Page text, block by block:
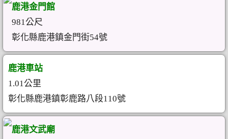
鹿港金門館
981公尺
彰化縣鹿港鎮金門街54號
鹿港車站
1.01公里
彰化縣鹿港鎮彰鹿路八段110號
鹿港文武廟